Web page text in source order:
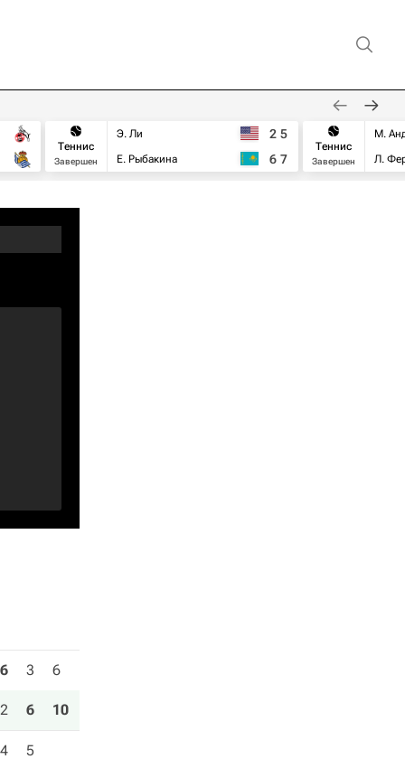
Теннис
Завершен
Э. Ли
Е. Рыбакина
2 5
6 7
Теннис
Завершен
М.
Л.
6 3 6
2 6 10
4 5